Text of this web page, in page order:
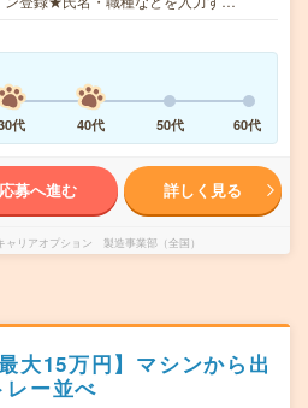
代 40代 50代 60代
応募へ進む 詳しく見る
ャリアオプション 製造事業部（全国）
大15万円】マシンから出
ー並べ